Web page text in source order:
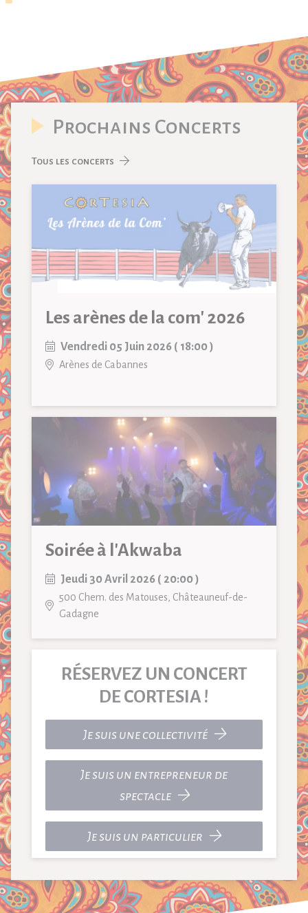
Prochains Concerts
Tous les concerts
Les arènes de la com' 2026
Vendredi 05 Juin 2026 ( 18:00 )
Arènes de Cabannes
Soirée à l'Akwaba
Jeudi 30 Avril 2026 ( 20:00 )
500 Chem. des Matouses, Châteauneuf-de-
Gadagne
RÉSERVEZ UN CONCERT
DE CORTESIA !
Je suis une collectivité
Je suis un entrepreneur de
spectacle
Je suis un particulier